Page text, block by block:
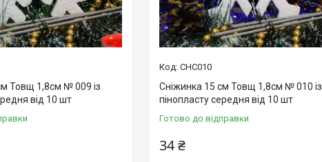
Товщ 1,8см № 009 із
від 10 шт
СНС010
Сніжинка 15 см Товщ 1,8см № 010 із
пінопласту середня від 10 шт
Готово до відправки
34 ₴